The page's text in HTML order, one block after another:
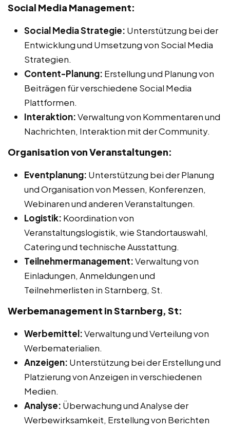
Social Media Management:
Social Media Strategie: Unterstützung bei der
Entwicklung und Umsetzung von Social Media
Strategien.
Content-Planung: Erstellung und Planung von
Beiträgen für verschiedene Social Media
Plattformen.
Interaktion:Verwaltung von Kommentaren und
Nachrichten, Interaktion mit der Community.
Organisation von Veranstaltungen:
Eventplanung: Unterstützung bei der Planung
und Organisation von Messen, Konferenzen,
Webinaren und anderen Veranstaltungen.
Logistik: Koordination von
Veranstaltungslogistik, wie Standortauswahl,
Catering und technische Ausstattung.
Teilnehmermanagement:Verwaltung von
Einladungen, Anmeldungen und
Teilnehmerlisten in Starnberg, St.
Werbemanagement in Starnberg, St:
Werbemittel:Verwaltung und Verteilung von
Werbematerialien.
Anzeigen: Unterstützung bei der Erstellung und
Platzierung von Anzeigen in verschiedenen
Medien.
Analyse: Überwachung und Analyse der
Werbewirksamkeit, Erstellung von Berichten